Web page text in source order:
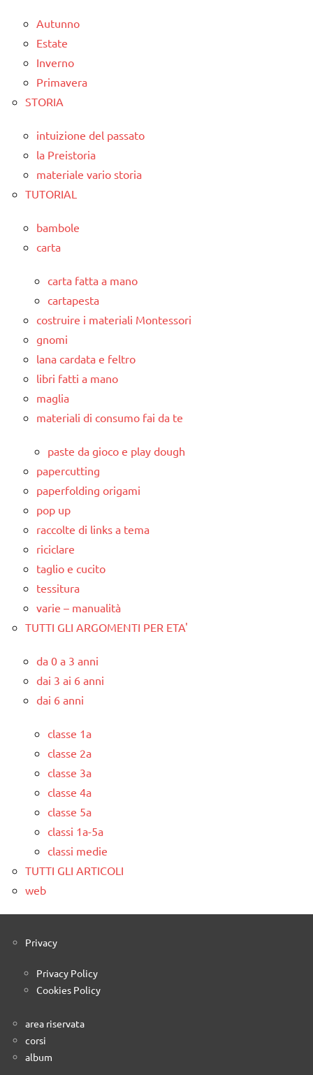
Autunno
Estate
Inverno
Primavera
STORIA
intuizione del passato
la Preistoria
materiale vario storia
TUTORIAL
bambole
carta
carta fatta a mano
cartapesta
costruire i materiali Montessori
gnomi
lana cardata e feltro
libri fatti a mano
maglia
materiali di consumo fai da te
paste da gioco e play dough
papercutting
paperfolding origami
pop up
raccolte di links a tema
riciclare
taglio e cucito
tessitura
varie – manualità
TUTTI GLI ARGOMENTI PER ETA'
da 0 a 3 anni
dai 3 ai 6 anni
dai 6 anni
classe 1a
classe 2a
classe 3a
classe 4a
classe 5a
classi 1a-5a
classi medie
TUTTI GLI ARTICOLI
web
Privacy
Privacy Policy
Cookies Policy
area riservata
corsi
album